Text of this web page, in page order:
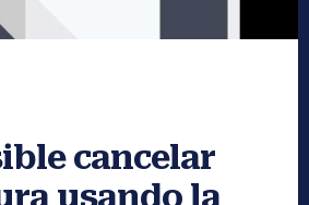
cancelar
usando la